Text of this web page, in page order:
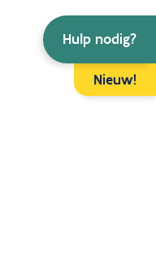
Hulp nodig?
Nieuw!